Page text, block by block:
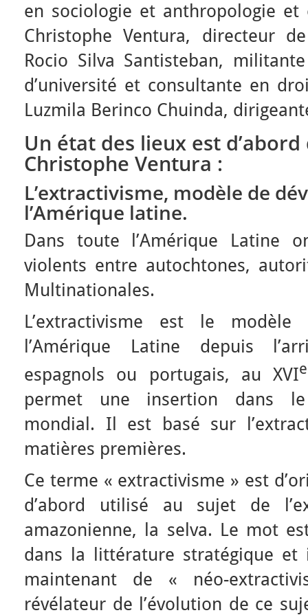
en sociologie et anthropologie
Christophe Ventura, directeur
Rocio Silva Santisteban,
d’université et consultante en
Luzmila Berinco Chuinda,
Un état des lieux est
Christophe Ventura :
L’extractivisme, modèle de
l’Amérique latine.
Dans toute l’Amérique Latine
violents entre autochtones,
Multinationales.
L’extractivisme est le
l’Amérique Latine depuis
espagnols ou portugais, au XVI
permet une insertion dans le
mondial. Il est basé sur
matières premières.
Ce terme « extractivisme » est
d’abord utilisé au sujet de
amazonienne, la selva. Le mot
dans la littérature stratégique et
maintenant de « néo-
révélateur de l’évolution de ce